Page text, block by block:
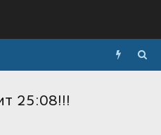
25:08!!!